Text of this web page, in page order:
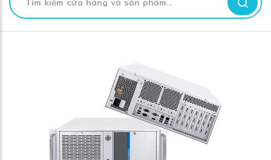
Tìm
kiếm